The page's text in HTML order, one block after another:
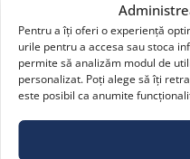
Pentru a îți oferi o experiență
urile pentru a accesa sau stoca
permite să analizăm modul de
personalizat. Poți alege să îți
este posibil ca anumite
Uși cu flux
Mai mult »